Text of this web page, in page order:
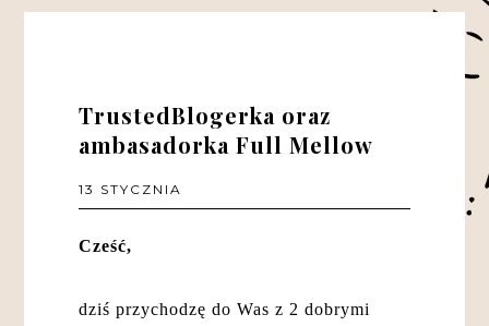
TrustedBlogerka oraz
ambasadorka Full Mellow
13 STYCZNIA
Cześć,
dziś przychodzę do Was z 2 dobrymi